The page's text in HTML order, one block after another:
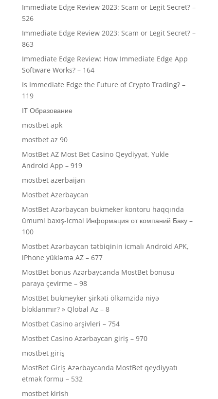
Immediate Edge Review 2023: Scam or Legit Secret? –
526
Immediate Edge Review 2023: Scam or Legit Secret? –
863
Immediate Edge Review: How Immediate Edge App
Software Works? – 164
Is Immediate Edge the Future of Crypto Trading? –
119
IT Образование
mostbet apk
mostbet az 90
MostBet AZ Most Bet Casino Qeydiyyat, Yukle
Android App – 919
mostbet azerbaijan
Mostbet Azerbaycan
MostBet Azərbaycan bukmeker kontoru haqqında
ümumi baxış-icmal Информация от компаний Баку –
100
Mostbet Azərbaycan tətbiqinin icmalı Android APK,
iPhone yükləmə AZ – 677
MostBet bonus Azərbaycanda MostBet bonusu
paraya çevirme – 98
MostBet bukmeyker şirkəti ölkəmzidə niyə
bloklanmır? » Qlobal Az – 8
Mostbet Casino arşivleri – 754
Mostbet Casino Azərbaycan giriş – 970
mostbet giriş
MostBet Giriş Azərbaycanda MostBet qeydiyyatı
etmək formu – 532
mostbet kirish